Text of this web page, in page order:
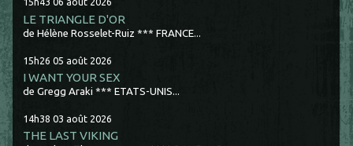
LE TRIANGLE D'OR
de Hélène Rosselet-Ruiz *** FRANCE...
15h26 05 août 2026
I WANT YOUR SEX
de Gregg Araki *** ETATS-UNIS...
14h38 03 août 2026
THE LAST VIKING